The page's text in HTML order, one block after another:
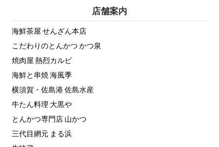
店舗案内
海鮮茶屋 せんざん本店
こだわりのとんかつ かつ泉
焼肉屋 熱烈カルビ
海鮮と串焼 海風季
横須賀・佐島港 佐島水産
牛たん料理 大黒や
とんかつ専門店 山かつ
三代目網元 まる浜